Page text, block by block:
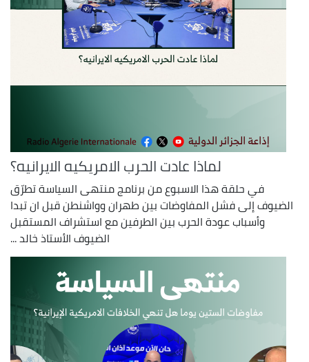
لماذا عادت الحرب الامريكيه الايرانيه؟
في حلقة هذا الاسبوع من برنامج منتهى السياسة تطرّق
الضيوف إلى فشل المفاوضات بين طهران وواشنطن قبل ان تبدا
وأسباب عودة الحرب بين الطرفين مع استشراف المستقبل
الضيوف الأستاذ خالد ...